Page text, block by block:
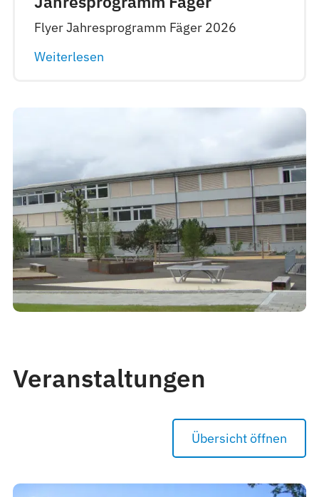
Flyer Jahresprogramm Fäger 2026
Weiterlesen
Veranstaltungen
Übersicht öffnen